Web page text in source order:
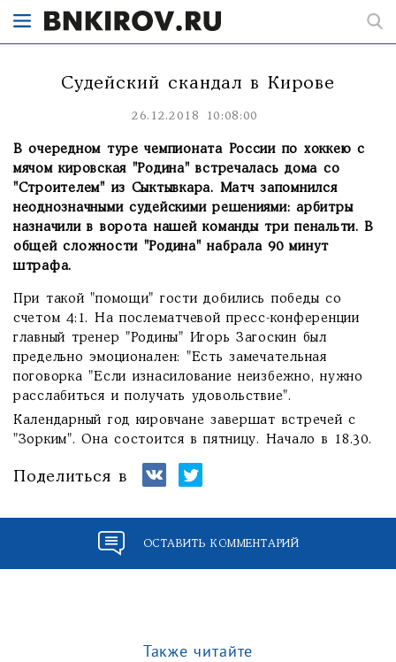
Судейский скандал в Кирове
26.12.2018 10:08:00
В очередном туре чемпионата России по хоккею с
мячом кировская "Родина" встречалась дома со
"Строителем" из Сыктывкара. Матч запомнился
неоднозначными судейскими решениями: арбитры
назначили в ворота нашей команды три пенальти. В
общей сложности "Родина" набрала 90 минут
штрафа.
При такой "помощи" гости добились победы со
счетом 4:1. На послематчевой пресс-конференции
главный тренер "Родины" Игорь Загоскин был
предельно эмоционален: "Есть замечательная
поговорка "Если изнасилование неизбежно, нужно
расслабиться и получать удовольствие".
Календарный год кировчане завершат встречей с
"Зорким". Она состоится в пятницу. Начало в 18.30.
Поделиться в
ОСТАВИТЬ КОММЕНТАРИЙ
Также читайте